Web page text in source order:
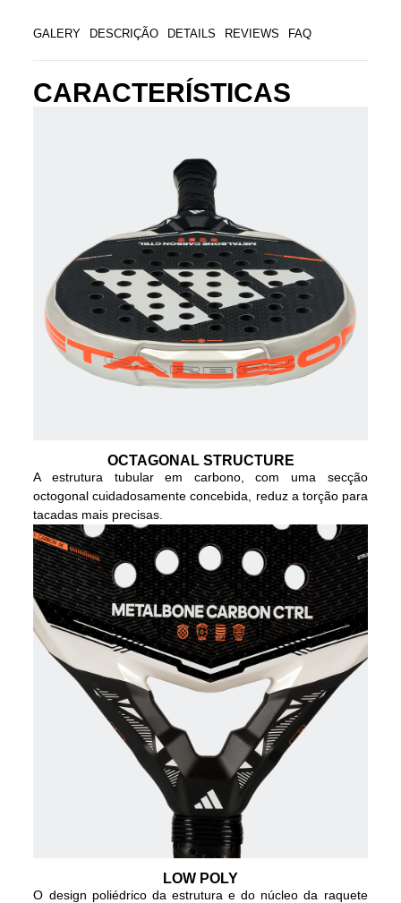
GALERY DESCRIÇÃO DETAILS REVIEWS FAQ
CARACTERÍSTICAS
OCTAGONAL STRUCTURE
A estrutura tubular em carbono, com uma secção
octogonal cuidadosamente concebida, reduz a torção para
tacadas mais precisas.
LOW POLY
O design poliédrico da estrutura e do núcleo da raquete